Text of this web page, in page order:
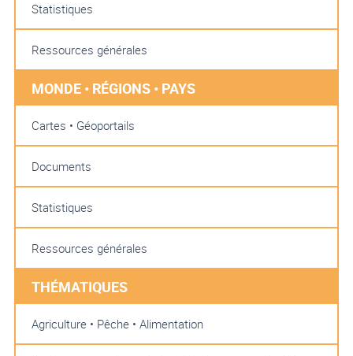
Statistiques
Ressources générales
MONDE • RÉGIONS • PAYS
Cartes • Géoportails
Documents
Statistiques
Ressources générales
THÉMATIQUES
Agriculture • Pêche • Alimentation